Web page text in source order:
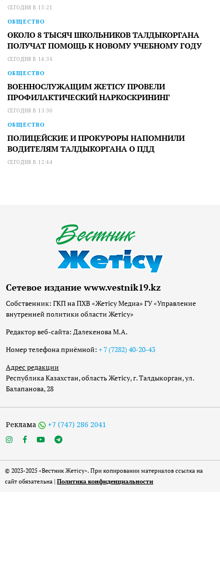
СЕГОДНЯ В 15:21
ОБЩЕСТВО
ОКОЛО 8 ТЫСЯЧ ШКОЛЬНИКОВ ТАЛДЫКОРГАНА
ПОЛУЧАТ ПОМОЩЬ К НОВОМУ УЧЕБНОМУ ГОДУ
СЕГОДНЯ В 14:36
ОБЩЕСТВО
ВОЕННОСЛУЖАЩИМ ЖЕТІСУ ПРОВЕЛИ
ПРОФИЛАКТИЧЕСКИЙ НАРКОСКРИНИНГ
СЕГОДНЯ В 13:30
ОБЩЕСТВО
ПОЛИЦЕЙСКИЕ И ПРОКУРОРЫ НАПОМНИЛИ
ВОДИТЕЛЯМ ТАЛДЫКОРГАНА О ПДД
СЕГОДНЯ В 12:44
Сетевое издание www.vestnik19.kz
Собственник: ГКП на ПХВ «Жетісу Медиа» ГУ «Управление
внутренней политики области Жетісу»
Редактор веб-сайта: Далекенова М.А.
Номер телефона приёмной: + 7 (7282) 40-20-43
Адрес редакции
Республика Казахстан, область Жетісу, г. Талдыкорган, ул.
Балапанова, 28
Реклама +7 (747) 286 2041
© 2023-2025 «Вестник Жетісу». При копировании материалов ссылка на
сайт обязательна | Политика конфиденциальности